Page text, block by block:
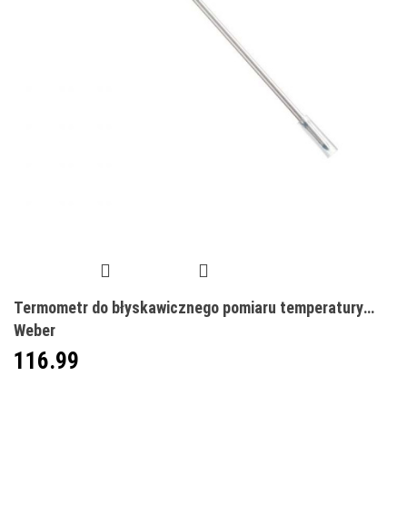
Termometr do błyskawicznego pomiaru temperatury
Weber
116.99